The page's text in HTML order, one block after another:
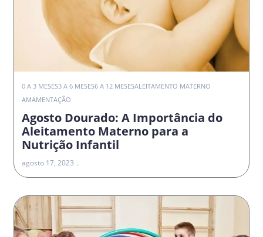
0 A 3 MESES3 A 6 MESES6 A 12 MESESALEITAMENTO MATERNO
AMAMENTAÇÃO
Agosto Dourado: A Importância do
Aleitamento Materno para a
Nutrição Infantil
agosto 17, 2023